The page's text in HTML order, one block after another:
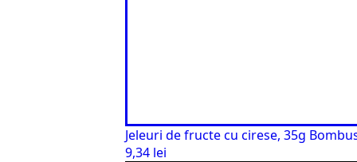
Jeleuri de fructe cu cirese, 35g
9,34 lei